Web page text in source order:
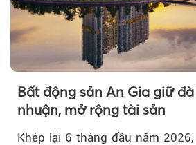
Bất động sản An Gia giữ
nhuận, mở rộng tài sản
Khép lại 6 tháng đầu năm